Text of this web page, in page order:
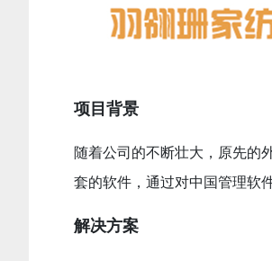
项目背景
随着公司的不断壮大，原先的
套的软件，通过对中国管理软
解决方案